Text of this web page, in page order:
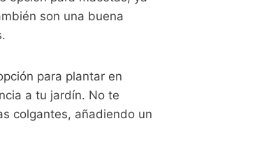
son una buena
para plantar en
a tu jardín. No te
colgantes, añadiendo un